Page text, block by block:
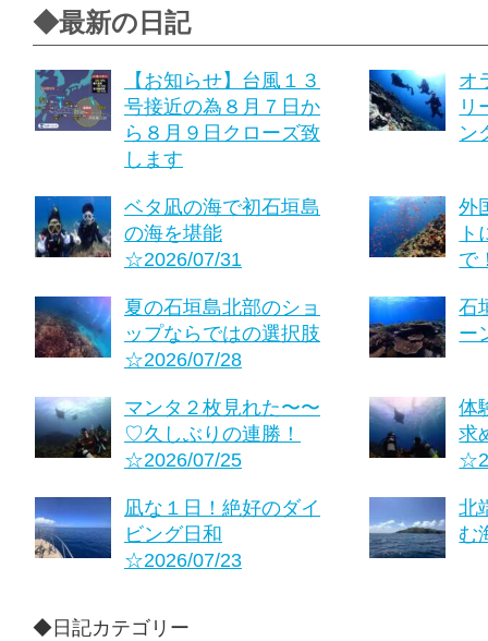
◆最新の日記
【お知らせ】台風１３
号接近の為８月７日か
ら８月９日クローズ致
します
オ
リ
ン
ベタ凪の海で初石垣島
の海を堪能
☆2026/07/31
外
ト
で
夏の石垣島北部のショ
ップならではの選択肢
☆2026/07/28
石
ー
マンタ２枚見れた〜〜
♡久しぶりの連勝！
☆2026/07/25
体
求
凪な１日！絶好のダイ
ビング日和
☆2026/07/23
北
む
◆日記カテゴリー